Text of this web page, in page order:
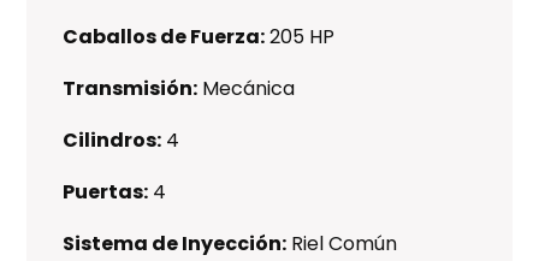
Caballos de Fuerza:205 HP
Transmisión: Mecánica
Cilindros: 4
Puertas: 4
Sistema de Inyección: Riel Común